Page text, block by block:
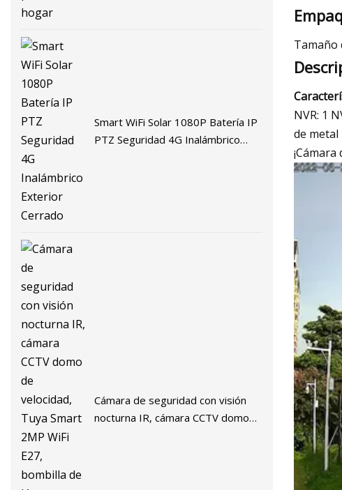
Smart WiFi Solar 1080P Batería IP
PTZ Seguridad 4G Inalámbrico
Cámara de seguridad con visión
nocturna IR, cámara CCTV domo
Tamaño
NVR: 1
de metal